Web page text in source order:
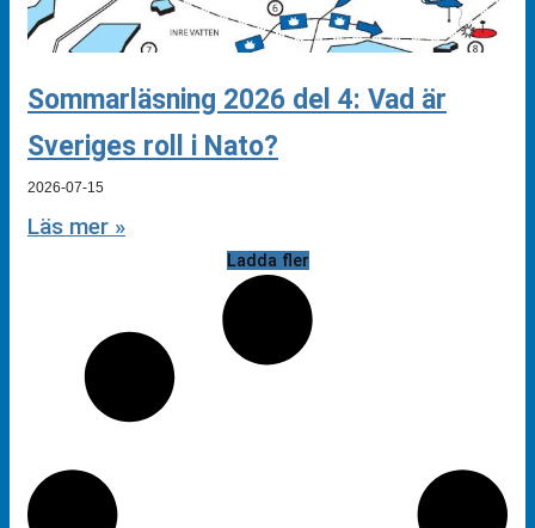
Sommarläsning 2026 del 4: Vad är
Sveriges roll i Nato?
2026-07-15
Läs mer »
Ladda fler